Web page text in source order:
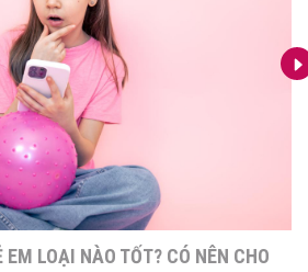
LOẠI NÀO TỐT? CÓ NÊN CHO